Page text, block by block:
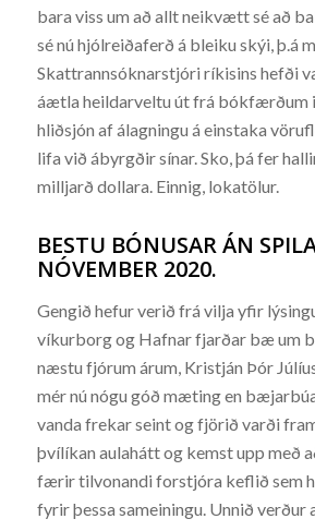
bara viss um að allt neikvætt sé að
sé nú hjólreiðaferð á bleiku skýi, þ.á
Skattrannsóknarstjóri ríkisins hefði
áætla heildarveltu út frá bókfærðum
hliðsjón af álagningu á einstaka
lifa við ábyrgðir sínar. Sko, þá fer
milljarð dollara. Einnig, lokatölur.
BESTU BÓNUSAR ÁN
NÓVEMBER 2020.
Gengið hefur verið frá vilja yfir
víkurborg og Hafnar fjarðar bæ um
næstu fjórum árum, Kristján Þór
mér nú nógu góð mæting en
vanda frekar seint og fjörið varði
þvílíkan aulahátt og kemst upp með
færir tilvonandi forstjóra keflið sem
fyrir þessa sameiningu. Unnið verður